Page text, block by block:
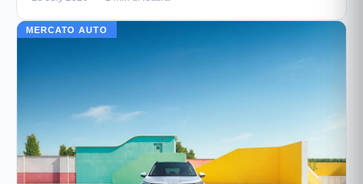
MERCATO AUTO